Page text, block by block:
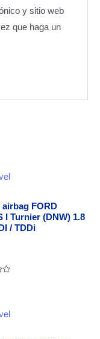
y sitio web
que haga un
airbag FORD
I Turnier (DNW) 1.8
/ TDDi